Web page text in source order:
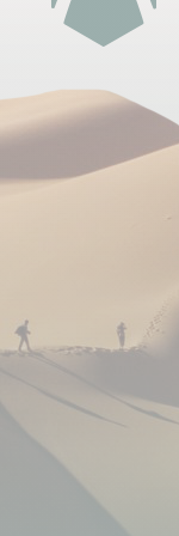
indicatif. En
Accès wifi
Pas besoin
Heure et
Selon votre
sera en début